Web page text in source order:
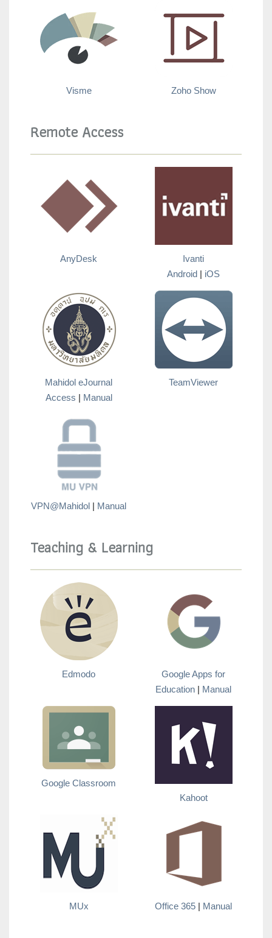
Visme Zoho Show
Remote Access
AnyDesk
Ivanti
Android | iOS
Mahidol eJournal
Access | Manual
TeamViewer
VPN@Mahidol | Manual
Teaching & Learning
Edmodo
Google Apps for
Education | Manual
Google Classroom
Kahoot
MUx Office 365 | Manual